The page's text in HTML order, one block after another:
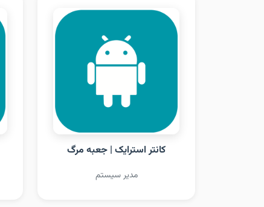
کانتر استرایک | جعبه مرگ
مدیر سیستم